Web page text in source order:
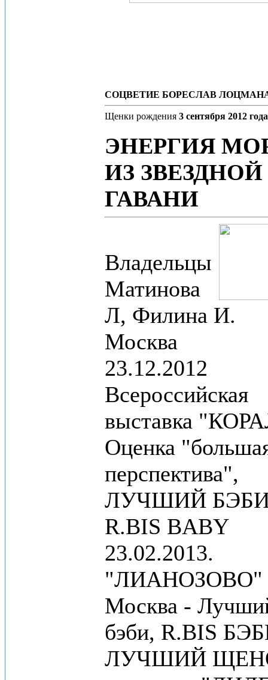
СОЦВЕТИЕ БОРЕСЛАВ
Щенки рождения 3 сентября 2012 года
ЭНЕРГИЯ
ИЗ ЗВЕЗДНОЙ
ГАВАНИ
Владельцы
Матинова
Л, Филина И.
Москва
23.12.2012
Всероссийская
выставка
Оценка
перспектива",
ЛУЧШИЙ
R.BIS BABY
23.02.2013.
"ЛИАНОЗОВО"
Москва -
бэби, R.BIS
ЛУЧШИЙ